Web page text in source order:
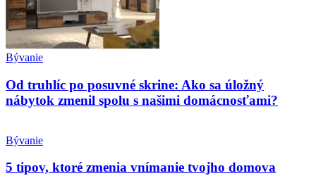
Bývanie
Od truhlíc po posuvné skrine: Ako sa úložný
nábytok zmenil spolu s našimi domácnosťami?
Bývanie
5 tipov, ktoré zmenia vnímanie tvojho domova